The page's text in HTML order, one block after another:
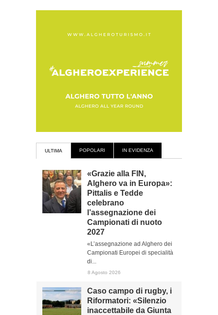
ULTIMA POPOLARI IN EVIDENZA
«Grazie alla FIN,
Alghero va in Europa»:
Pittalis e Tedde
celebrano
l’assegnazione dei
Campionati di nuoto
2027
«L’assegnazione ad Alghero dei
Campionati Europei di specialità
di...
8 Agosto 2026
Caso campo di rugby, i
Riformatori: «Silenzio
inaccettabile da Giunta